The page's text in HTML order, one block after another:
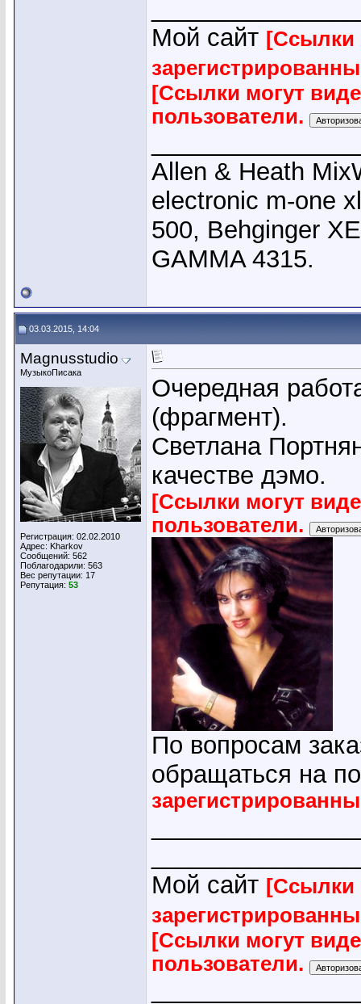
Мой сайт [Ссылки
[Ссылки могут
пользователи.
Allen & Heath
electronic m-one
500, Behginger
GAMMA 4315.
03.03.2015, 14:04
Magnusstudio
МузыкоПисака
Регистрация: 02.02.2010
Адрес: Kharkov
Сообщений: 562
Поблагодарили: 563
Вес репутации: 17
Репутация: 53
Очередная
(фрагмент).
Светлана
качестве дэмо.
[Ссылки могут
пользователи.
По вопросам
обращаться на
Мой сайт [Ссылки
[Ссылки могут
пользователи.